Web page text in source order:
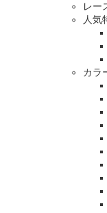
レー
人気
カラ